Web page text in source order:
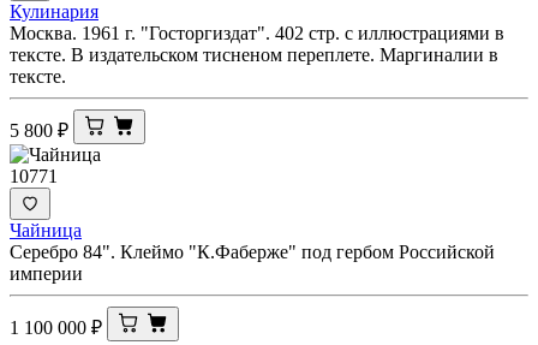
Кулинария
Москва. 1961 г. "Госторгиздат". 402 стр. с иллюстрациями в
тексте. В издательском тисненом переплете. Маргиналии в
тексте.
5 800 ₽
10771
Чайница
Серебро 84". Клеймо "К.Фаберже" под гербом Российской
империи
1 100 000 ₽